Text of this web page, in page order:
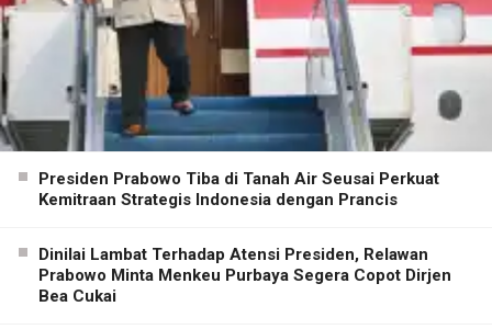
Presiden Prabowo Tiba di Tanah Air Seusai Perkuat
Kemitraan Strategis Indonesia dengan Prancis
Dinilai Lambat Terhadap Atensi Presiden, Relawan
Prabowo Minta Menkeu Purbaya Segera Copot Dirjen
Bea Cukai